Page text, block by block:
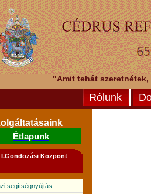
"Amit tehát
Rólunk
Étlapunk
I.Gondozási Központ
segítségnyújtás